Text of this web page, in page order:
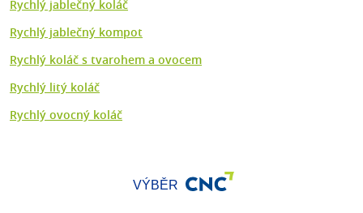
Rychlý jablečný koláč
Rychlý jablečný kompot
Rychlý koláč s tvarohem a ovocem
Rychlý litý koláč
Rychlý ovocný koláč
VÝBĚR